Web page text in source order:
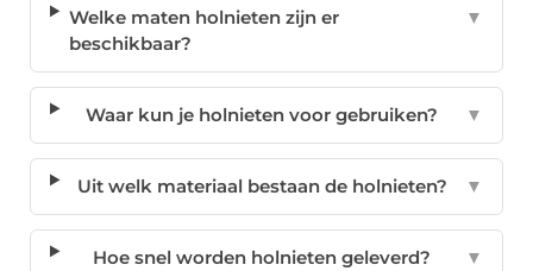
Welke maten holnieten zijn er
beschikbaar?
▼
Waar kun je holnieten voor gebruiken? ▼
Uit welk materiaal bestaan de holnieten? ▼
Hoe snel worden holnieten geleverd? ▼